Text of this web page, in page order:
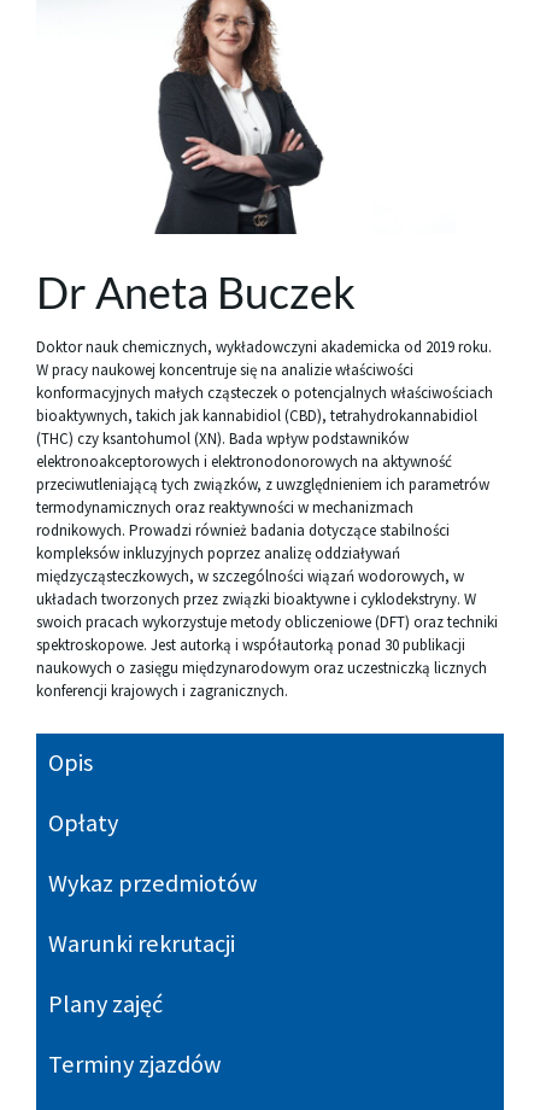
Dr Aneta Buczek
Doktor nauk chemicznych, wykładowczyni akademicka od 2019 roku.
W pracy naukowej koncentruje się na analizie właściwości
konformacyjnych małych cząsteczek o potencjalnych właściwościach
bioaktywnych, takich jak kannabidiol (CBD), tetrahydrokannabidiol
(THC) czy ksantohumol (XN). Bada wpływ podstawników
elektronoakceptorowych i elektronodonorowych na aktywność
przeciwutleniającą tych związków, z uwzględnieniem ich parametrów
termodynamicznych oraz reaktywności w mechanizmach
rodnikowych. Prowadzi również badania dotyczące stabilności
kompleksów inkluzyjnych poprzez analizę oddziaływań
międzycząsteczkowych, w szczególności wiązań wodorowych, w
układach tworzonych przez związki bioaktywne i cyklodekstryny. W
swoich pracach wykorzystuje metody obliczeniowe (DFT) oraz techniki
spektroskopowe. Jest autorką i współautorką ponad 30 publikacji
naukowych o zasięgu międzynarodowym oraz uczestniczką licznych
konferencji krajowych i zagranicznych.
Opis
Opłaty
Wykaz przedmiotów
Warunki rekrutacji
Plany zajęć
Terminy zjazdów